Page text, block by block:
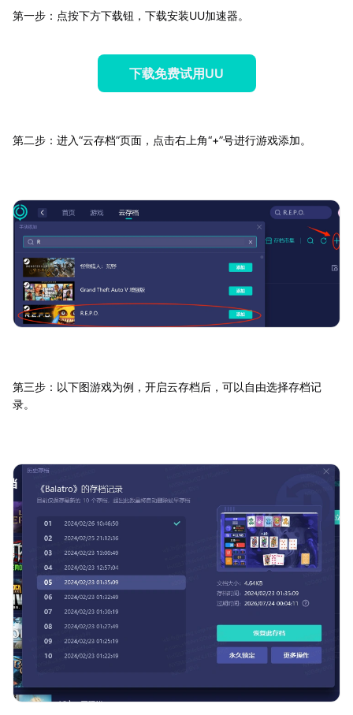
第一步：点按下方下载钮，下载安装UU加速器。
下载免费试用UU
第二步：进入“云存档”页面，点击右上角“+”号进行游戏添加。
第三步：以下图游戏为例，开启云存档后，可以自由选择存档记
录。